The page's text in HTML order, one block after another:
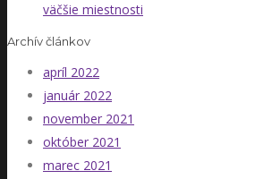
väčšie miestnosti
Archív článkov
apríl 2022
január 2022
november 2021
október 2021
marec 2021